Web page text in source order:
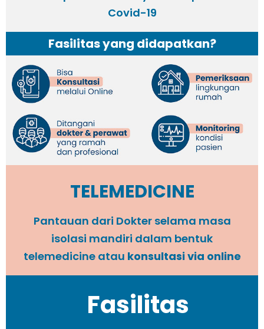
Covid-19
Fasilitas yang didapatkan?
TELEMEDICINE
Pantauan dari Dokter selama masa
isolasi mandiri dalam bentuk
telemedicine atau konsultasi via online
Fasilitas